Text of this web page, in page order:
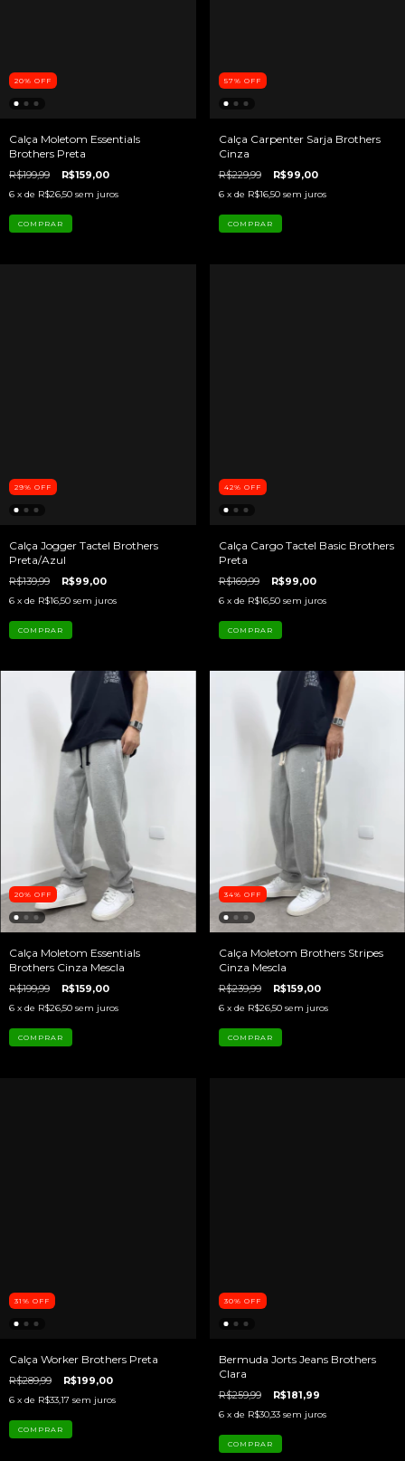
20% OFF
Calça Moletom Essentials
Brothers Preta
R$199,99 R$159,00
6 x de R$26,50 sem juros
COMPRAR
57% OFF
Calça Carpenter Sarja Brothers
Cinza
R$229,99 R$99,00
6 x de R$16,50 sem juros
COMPRAR
29% OFF
Calça Jogger Tactel Brothers
Preta/Azul
R$139,99 R$99,00
6 x de R$16,50 sem juros
COMPRAR
42% OFF
Calça Cargo Tactel Basic Brothers
Preta
R$169,99 R$99,00
6 x de R$16,50 sem juros
COMPRAR
20% OFF
Calça Moletom Essentials
Brothers Cinza Mescla
R$199,99 R$159,00
6 x de R$26,50 sem juros
COMPRAR
34% OFF
Calça Moletom Brothers Stripes
Cinza Mescla
R$239,99 R$159,00
6 x de R$26,50 sem juros
COMPRAR
31 % OFF
Calça Worker Brothers Preta
R$289,99 R$199,00
6 x de R$33,17 sem juros
COMPRAR
30% OFF
Bermuda Jorts Jeans Brothers
Clara
R$259,99 R$181,99
6 x de R$30,33 sem juros
COMPRAR